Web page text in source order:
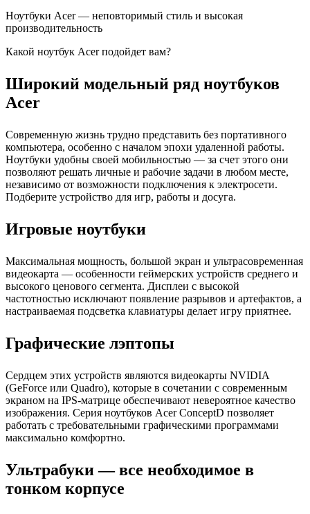
Ноутбуки Acer — неповторимый стиль и высокая
производительность
Какой ноутбук Acer подойдет вам?
Широкий модельный ряд ноутбуков
Acer
Современную жизнь трудно представить без портативного
компьютера, особенно с началом эпохи удаленной работы.
Ноутбуки удобны своей мобильностью — за счет этого они
позволяют решать личные и рабочие задачи в любом месте,
независимо от возможности подключения к электросети.
Подберите устройство для игр, работы и досуга.
Игровые ноутбуки
Максимальная мощность, большой экран и ультрасовременная
видеокарта — особенности геймерских устройств среднего и
высокого ценового сегмента. Дисплеи с высокой
частотностью исключают появление разрывов и артефактов, а
настраиваемая подсветка клавиатуры делает игру приятнее.
Графические лэптопы
Сердцем этих устройств являются видеокарты NVIDIA
(GeForce или Quadro), которые в сочетании с современным
экраном на IPS-матрице обеспечивают невероятное качество
изображения. Серия ноутбуков Acer ConceptD позволяет
работать с требовательными графическими программами
максимально комфортно.
Ультрабуки — все необходимое в
тонком корпусе